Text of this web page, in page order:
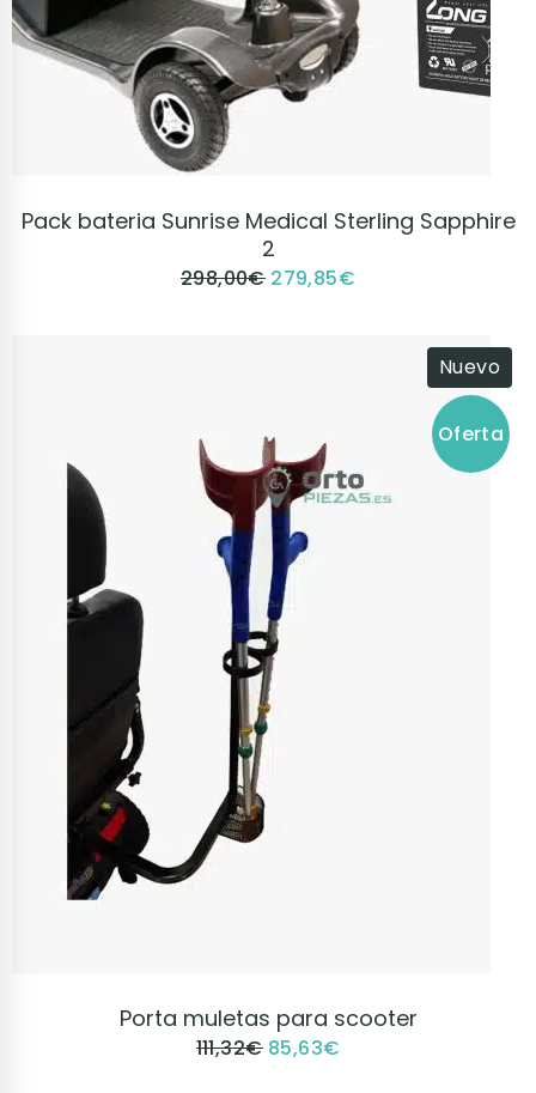
VER PRODUCTO
Pack bateria Sunrise Medical Sterling Sapphire
2
298,00€ 279,85€
Oferta
Nuevo
VER PRODUCTO
Porta muletas para scooter
111,32€ 85,63€